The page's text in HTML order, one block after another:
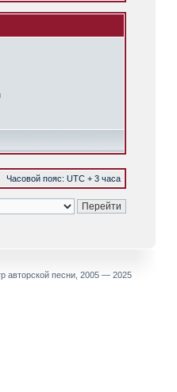
Часовой пояс: UTC + 3 часа
авторской песни, 2005 — 2025